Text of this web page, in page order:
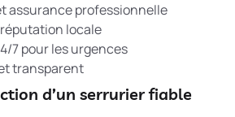
assurance professionnelle
locale
7 pour les urgences
transparent
d’un serrurier fiable